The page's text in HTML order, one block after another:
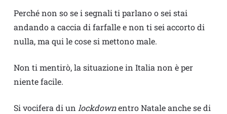
Perché non so se i segnali ti parlano o sei stai
andando a caccia di farfalle e non ti sei accorto di
nulla, ma qui le cose si mettono male.
Non ti mentirò, la situazione in Italia non è per
niente facile.
Si vocifera di un lockdownentro Natale anche se di